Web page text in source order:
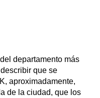
departamento más
que se
aproximadamente,
de la ciudad, que los